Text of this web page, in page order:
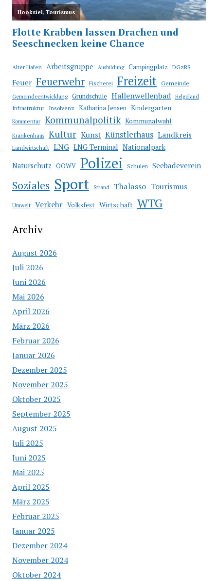
Alter Hafen Arbeitsgruppe Ausbildung Campingplatz DGzRS
Feuer Feuerwehr Fischerei Freizeit Gemeinde
Gemeindeentwicklung Grundschule Hallenwellenbad Helgoland
Infrastruktur Insolvenz Katharina Jensen Kindergarten
Kommentar Kommunalpolitik Kommunalwahl
Krankenhaus Kultur Kunst Künstlerhaus Landkreis
Landwirtschaft LNG LNG Terminal Nationalpark
Naturschutz OOWV Polizei Schulen Seebadeverein
Soziales Sport Strand Thalasso Tourismus
Umwelt Verkehr Volksfest Wirtschaft WTG
Archiv
August 2026
Juli 2026
Juni 2026
Mai 2026
April 2026
März 2026
Februar 2026
Januar 2026
Dezember 2025
November 2025
Oktober 2025
September 2025
August 2025
Juli 2025
Juni 2025
Mai 2025
April 2025
März 2025
Februar 2025
Januar 2025
Dezember 2024
November 2024
Oktober 2024